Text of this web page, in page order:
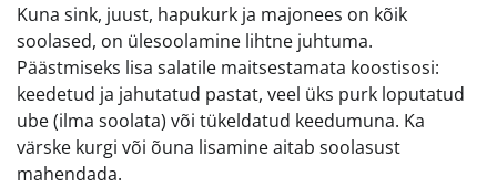
Kuna sink, juust, hapukurk ja majonees on kõik
soolased, on ülesoolamine lihtne juhtuma.
Päästmiseks lisa salatile maitsestamata koostisosi:
keedetud ja jahutatud pastat, veel üks purk loputatud
ube (ilma soolata) või tükeldatud keedumuna. Ka
värske kurgi või õuna lisamine aitab soolasust
mahendada.